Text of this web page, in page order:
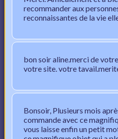
recommander aux
reconnaissantes de la vie
bon soir aline.merci de
votre site. votre
Bonsoir, Plusieurs mois
commande avec ce
vous laisse enfin un petit